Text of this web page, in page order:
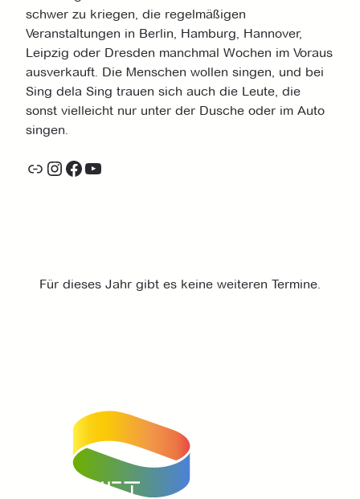
schwer zu kriegen, die regelmäßigen
Veranstaltungen in Berlin, Hamburg, Hannover,
Leipzig oder Dresden manchmal Wochen im Voraus
ausverkauft. Die Menschen wollen singen, und bei
Sing dela Sing trauen sich auch die Leute, die
sonst vielleicht nur unter der Dusche oder im Auto
singen.
LinkInstagram
Facebook
YouTube
Für dieses Jahr gibt es keine weiteren Termine.